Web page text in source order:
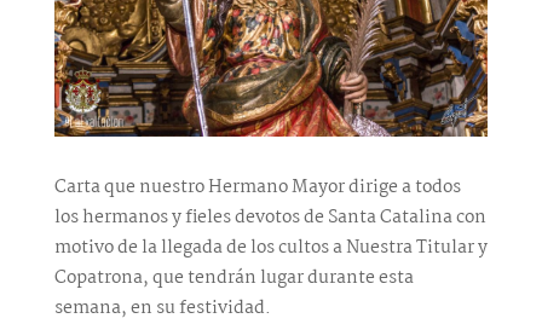
Carta que nuestro Hermano Mayor dirige a todos
los hermanos y fieles devotos de Santa Catalina con
motivo de la llegada de los cultos a Nuestra Titular y
Copatrona, que tendrán lugar durante esta
semana, en su festividad.